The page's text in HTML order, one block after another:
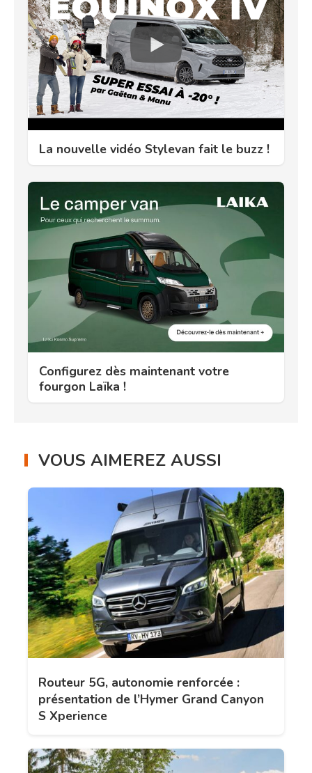
La nouvelle vidéo Stylevan fait le buzz !
Configurez dès maintenant votre
fourgon Laïka !
VOUS AIMEREZ AUSSI
Routeur 5G, autonomie renforcée :
présentation de l’Hymer Grand Canyon
S Xperience